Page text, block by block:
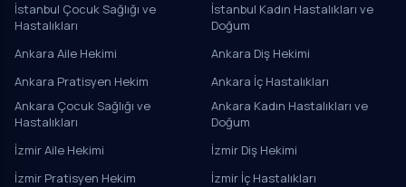
İstanbul Çocuk Sağlığı ve
Hastalıkları
İstanbul Kadın Hastalıkları ve
Doğum
Ankara Aile Hekimi
Ankara Diş Hekimi
Ankara Pratisyen Hekim
Ankara İç Hastalıkları
Ankara Çocuk Sağlığı ve
Hastalıkları
Ankara Kadın Hastalıkları ve
Doğum
İzmir Aile Hekimi
İzmir Diş Hekimi
İzmir Pratisyen Hekim
İzmir İç Hastalıkları